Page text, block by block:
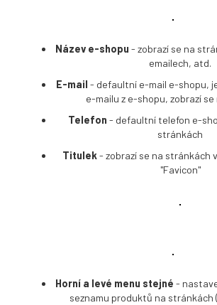
Název e-shopu - zobrazí se na
emailech, atd.
E-mail - defaultní e-mail e-shopu,
e-mailu z e-shopu, zobrazí
Telefon - defaultní telefon e-
stránkách
Titulek- zobrazí se na stránkách
"Favicon"
Horní a levé menu stejné -
seznamu produktů na stránkách (